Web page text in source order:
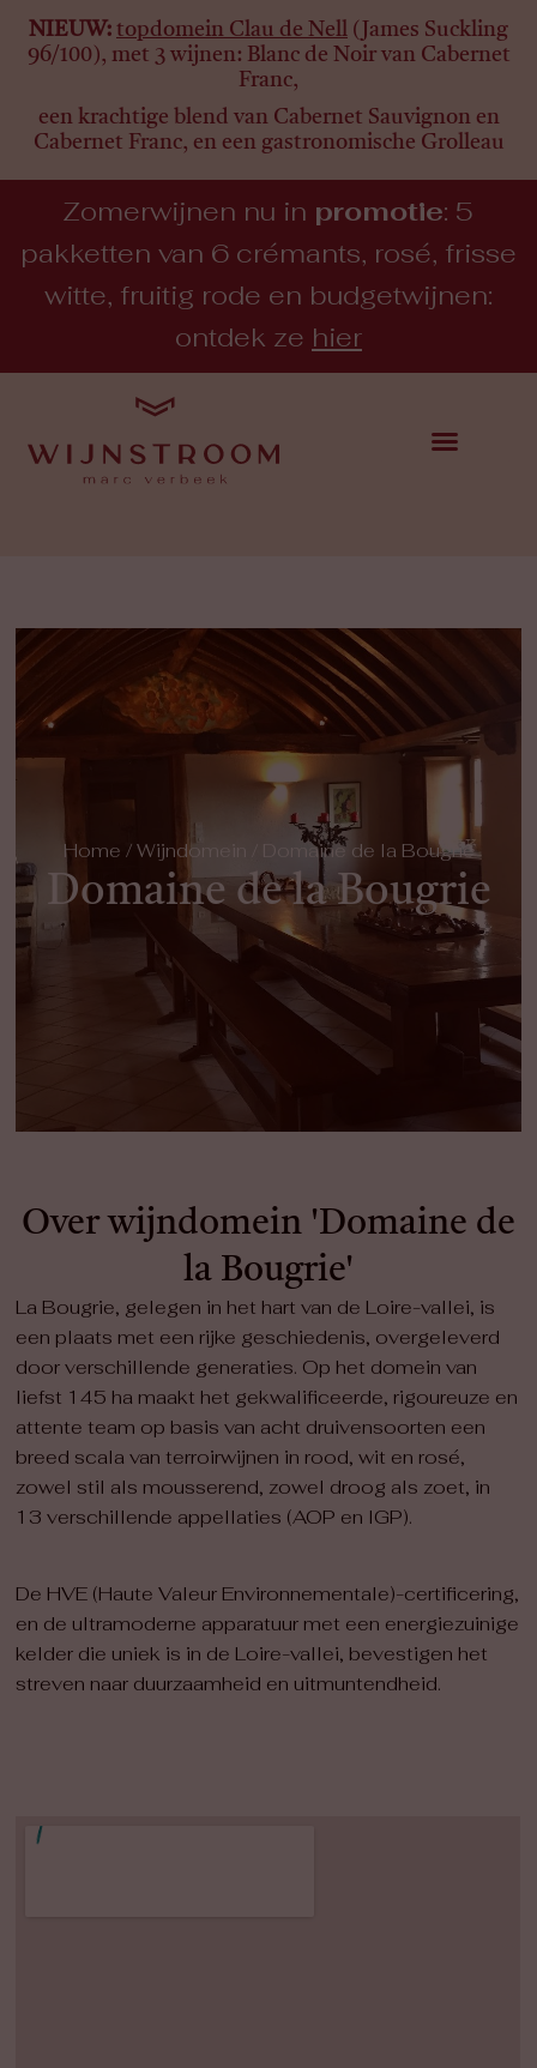
NIEUW: topdomein Clau de Nell (James Suckling
96/100), met 3 wijnen: Blanc de Noir van Cabernet
Franc,
een krachtige blend van Cabernet Sauvignon en
Cabernet Franc, en een gastronomische Grolleau
Zomerwijnen nu in promotie: 5
pakketten van 6 crémants, rosé, frisse
witte, fruitig rode en budgetwijnen:
ontdek ze hier
Home / Wijndomein / Domaine de la Bougrie
Domaine de la Bougrie
Over wijndomein 'Domaine de
la Bougrie'
La Bougrie, gelegen in het hart van de Loire-vallei, is
een plaats met een rijke geschiedenis, overgeleverd
door verschillende generaties. Op het domein van
liefst 145 ha maakt het gekwalificeerde, rigoureuze en
attente team op basis van acht druivensoorten een
breed scala van terroirwijnen in rood, wit en rosé,
zowel stil als mousserend, zowel droog als zoet, in
13 verschillende appellaties (AOP en IGP).
De HVE (Haute Valeur Environnementale)-certificering,
en de ultramoderne apparatuur met een energiezuinige
kelder die uniek is in de Loire-vallei, bevestigen het
streven naar duurzaamheid en uitmuntendheid.